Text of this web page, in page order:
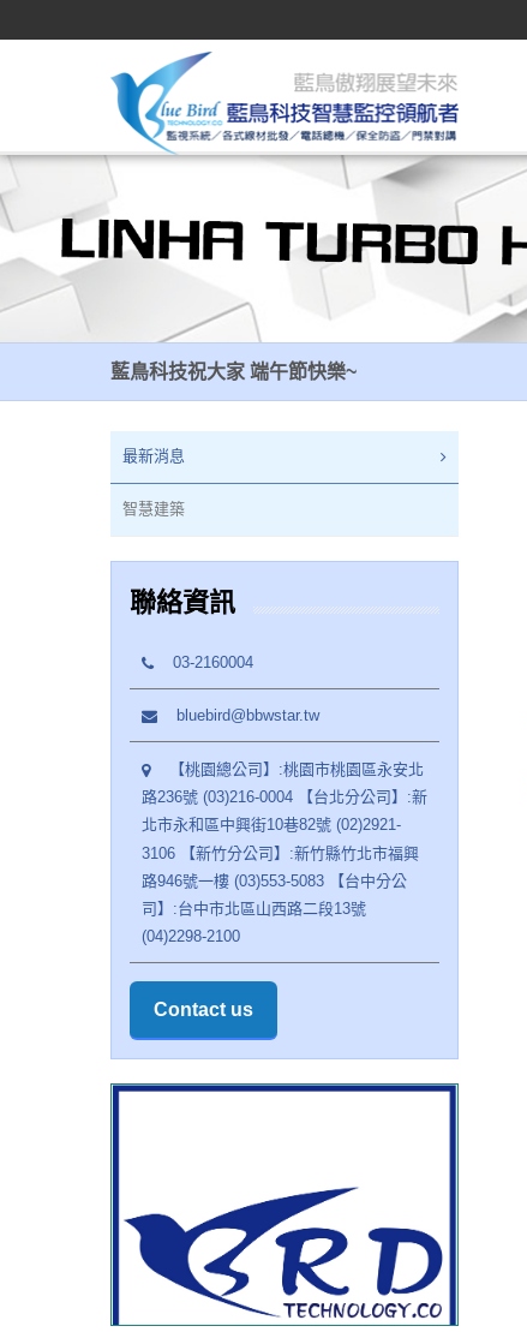
藍鳥科技祝大家 端午節快樂~
最新消息
智慧建築
聯絡資訊
03-2160004
bluebird@bbwstar.tw
【桃園總公司】:桃園市桃園區永安北
路236號 (03)216-0004 【台北分公司】:新
北市永和區中興街10巷82號 (02)2921-
3106 【新竹分公司】:新竹縣竹北市福興
路946號一樓 (03)553-5083 【台中分公
司】:台中市北區山西路二段13號
(04)2298-2100
Contact us